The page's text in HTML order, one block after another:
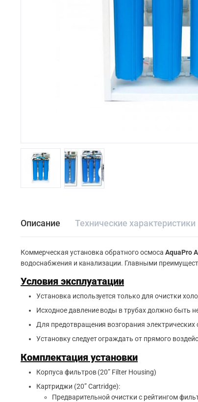
Описание Технические характеристики
Коммерческая установка обратного осмоса AquaPro
водоснабжения и канализации. Главными
Условия эксплуатации
Установка используется только для очистки
Исходное давление воды в трубах должно быть
Для предотвращения возгорания
Установку следует ограждать от прямого
Комплектация установки
Корпуса фильтров (20” Filter Housing)
Картриджи (20” Cartridge):
Предварительной очистки с рейтингом